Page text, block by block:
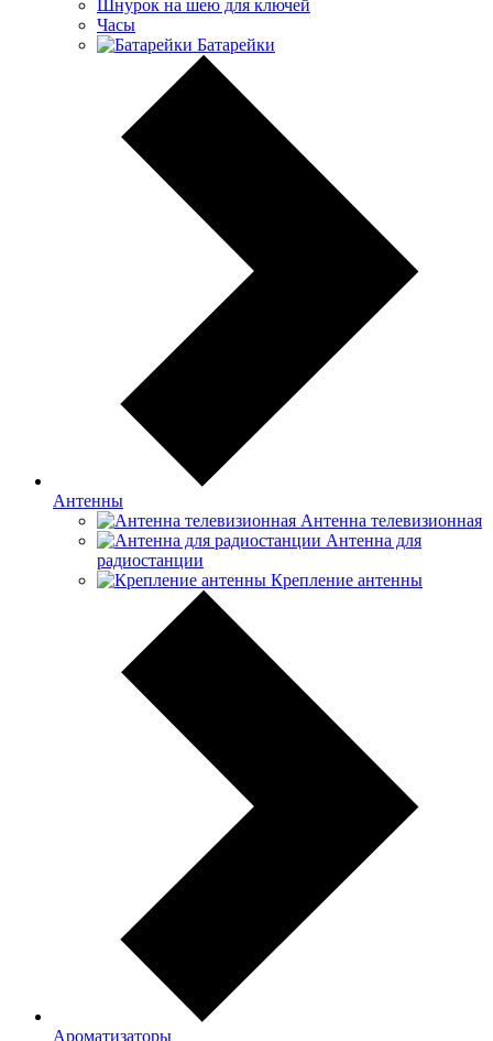
Шнурок на шею для ключей
Часы
Батарейки
Антенны
Антенна телевизионная
Антенна для
радиостанции
Крепление антенны
Ароматизаторы